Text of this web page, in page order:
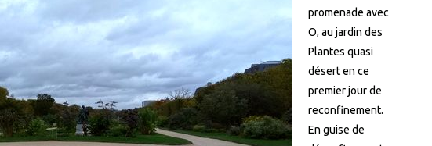
promenade avec
O, au jardin des
Plantes quasi
désert en ce
premier jour de
reconfinement.
En guise de